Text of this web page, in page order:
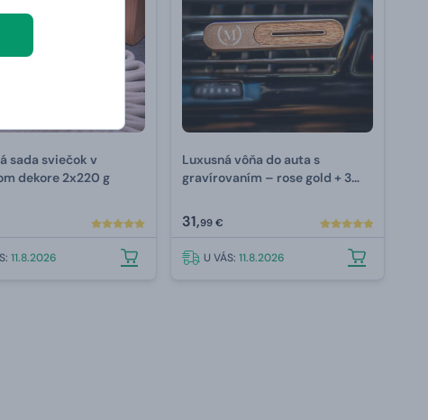
sada sviečok v
dekore 2x220 g
11.8.2026
Luxusná vôňa do auta s
gravírovaním –⁠ rose gold + 3
31,99 €
U VÁS:11.8.2026